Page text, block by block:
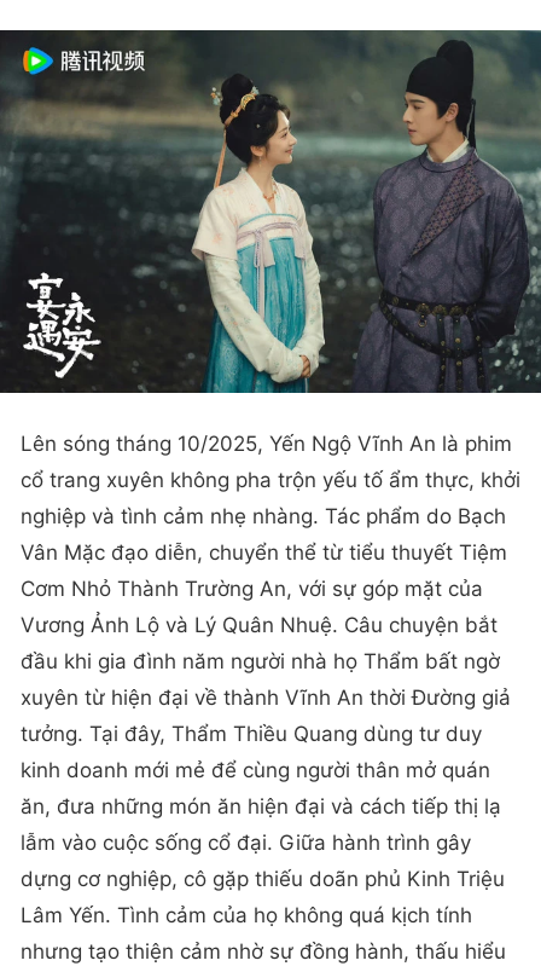
Lên sóng tháng 10/2025, Yến Ngộ Vĩnh An là phim
cổ trang xuyên không pha trộn yếu tố ẩm thực, khởi
nghiệp và tình cảm nhẹ nhàng. Tác phẩm do Bạch
Vân Mặc đạo diễn, chuyển thể từ tiểu thuyết Tiệm
Cơm Nhỏ Thành Trường An, với sự góp mặt của
Vương Ảnh Lộ và Lý Quân Nhuệ. Câu chuyện bắt
đầu khi gia đình năm người nhà họ Thẩm bất ngờ
xuyên từ hiện đại về thành Vĩnh An thời Đường giả
tưởng. Tại đây, Thẩm Thiều Quang dùng tư duy
kinh doanh mới mẻ để cùng người thân mở quán
ăn, đưa những món ăn hiện đại và cách tiếp thị lạ
lẫm vào cuộc sống cổ đại. Giữa hành trình gây
dựng cơ nghiệp, cô gặp thiếu doãn phủ Kinh Triệu
Lâm Yến. Tình cảm của họ không quá kịch tính
nhưng tạo thiện cảm nhờ sự đồng hành, thấu hiểu